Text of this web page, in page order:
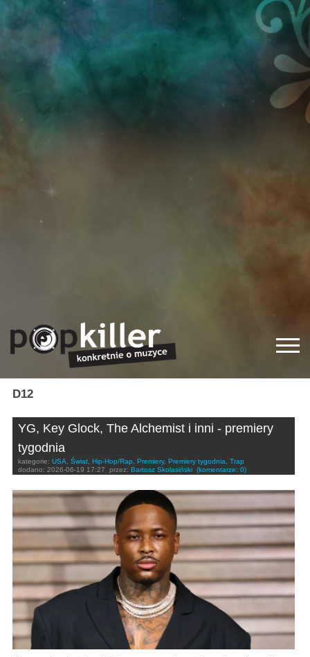
D12
YG, Key Glock, The Alchemist i inni - premiery
tygodnia
kategorie: USA, Świat, Hip-Hop/Rap, Premiery, Premiery tygodnia, Trap
dodano: 2026-06-19 17:27 przez: Bartosz Skolasiński (komentarze: 0)